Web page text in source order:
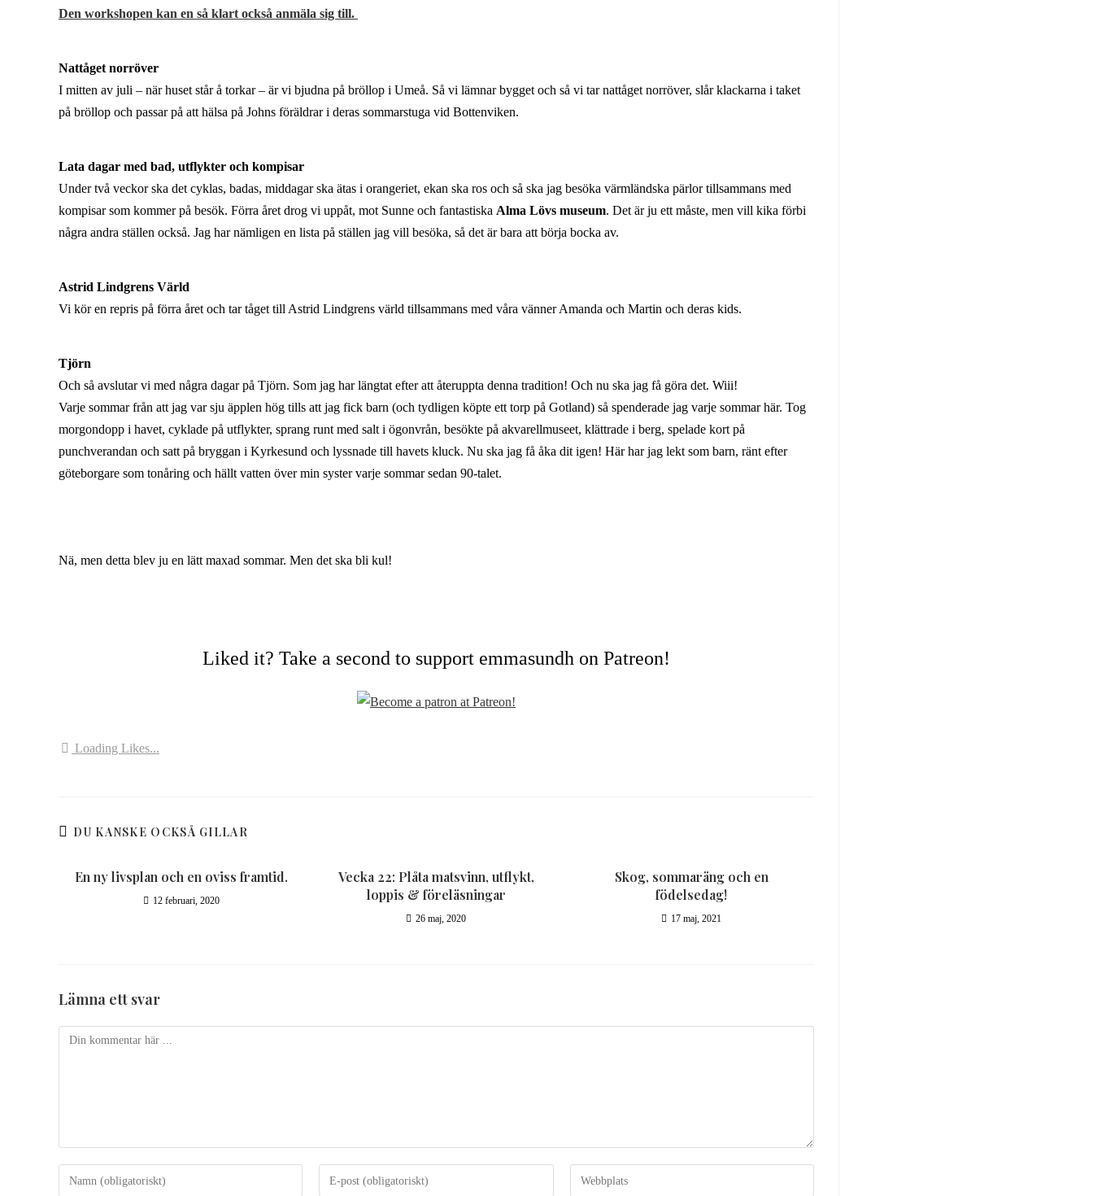
Den workshopen kan en så klart också anmäla sig till.
Nattåget norröver
I mitten av juli – när huset står å torkar – är vi bjudna på bröllop i Umeå. Så vi lämnar bygget och så vi tar nattåget norröver, slår klackarna i taket
på bröllop och passar på att hälsa på Johns föräldrar i deras sommarstuga vid Bottenviken.
Lata dagar med bad, utflykter och kompisar
Under två veckor ska det cyklas, badas, middagar ska ätas i orangeriet, ekan ska ros och så ska jag besöka värmländska pärlor tillsammans med
kompisar som kommer på besök. Förra året drog vi uppåt, mot Sunne och fantastiska Alma Lövs museum. Det är ju ett måste, men vill kika förbi
några andra ställen också. Jag har nämligen en lista på ställen jag vill besöka, så det är bara att börja bocka av.
Astrid Lindgrens Värld
Vi kör en repris på förra året och tar tåget till Astrid Lindgrens värld tillsammans med våra vänner Amanda och Martin och deras kids.
Tjörn
Och så avslutar vi med några dagar på Tjörn. Som jag har längtat efter att återuppta denna tradition! Och nu ska jag få göra det. Wiii!
Varje sommar från att jag var sju äpplen hög tills att jag fick barn (och tydligen köpte ett torp på Gotland) så spenderade jag varje sommar här. Tog
morgondopp i havet, cyklade på utflykter, sprang runt med salt i ögonvrån, besökte på akvarellmuseet, klättrade i berg, spelade kort på
punchverandan och satt på bryggan i Kyrkesund och lyssnade till havets kluck. Nu ska jag få åka dit igen! Här har jag lekt som barn, ränt efter
göteborgare som tonåring och hällt vatten över min syster varje sommar sedan 90-talet.
Nä, men detta blev ju en lätt maxad sommar. Men det ska bli kul!
Liked it? Take a second to support emmasundh on Patreon!
Loading Likes...
DU KANSKE OCKSÅ GILLAR
En ny livsplan och en oviss framtid.
12 februari, 2020
Vecka 22: Plåta matsvinn, utflykt,
loppis & föreläsningar
26 maj, 2020
Skog, sommaräng och en
födelsedag!
17 maj, 2021
Lämna ett svar